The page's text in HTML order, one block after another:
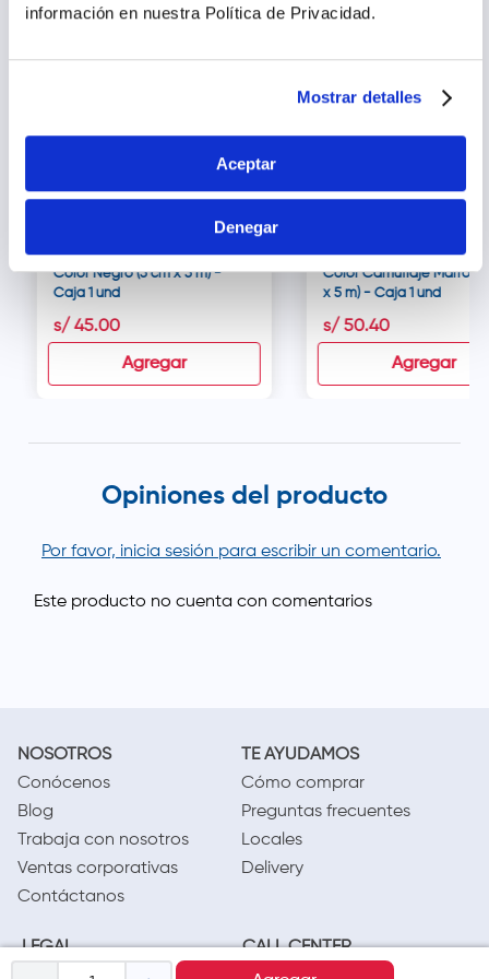
información en nuestra Política de Privacidad.
Mostrar detalles
Aceptar
Denegar
FL Tape Venda Kinesiológica
Color Negro (5 cm x 5 m) -
Caja 1 und
s/ 45.00
Agregar
FL Tape Venda
Color Camuflaje Marrón
x 5 m) - Caja 1 und
s/ 50.40
Agregar
Opiniones del producto
Por favor, inicia sesión para escribir un comentario.
NOSOTROS
Conócenos
Blog
Trabaja con nosotros
Ventas corporativas
Contáctanos
TE AYUDAMOS
Cómo comprar
Preguntas frecuentes
Locales
Delivery
LEGAL
CALL CENTER